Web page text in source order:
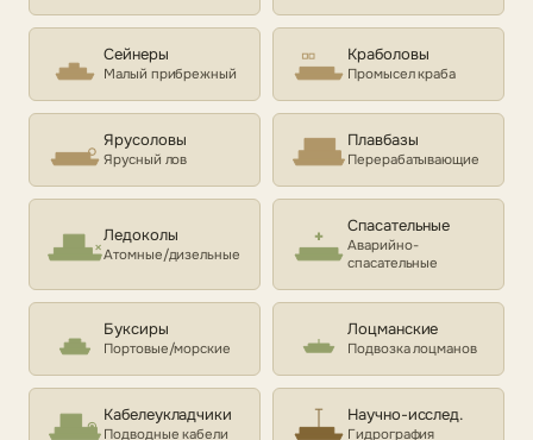
Сейнеры
Малый прибрежный
Краболовы
Промысел краба
Ярусоловы
Ярусный лов
Плавбазы
Перерабатывающие
Ледоколы
Атомные/дизельные
Спасательные
Аварийно-
спасательные
Буксиры
Портовые/морские
Лоцманские
Подвозка лоцманов
Кабелеукладчики
Подводные кабели
Научно-исслед.
Гидрография